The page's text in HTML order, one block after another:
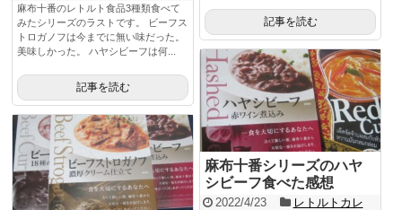
記事を読む
麻布十番のレトルト食品3種類食べて
みたシリーズのラストです。 ビーフス
トロガノフは今までに無い味だった。
美味しかった。 ハヤシビーフは何...
記事を読む
麻布十番シリーズのハヤ
シビーフ食べた感想
2022/4/23
レトルトカレ